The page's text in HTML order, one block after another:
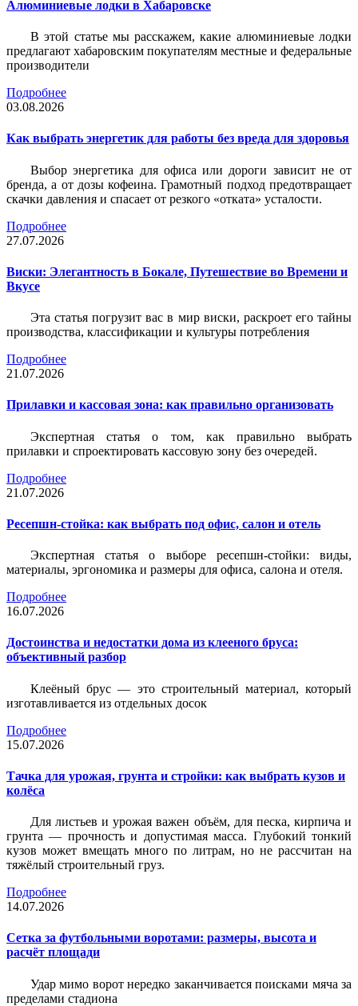
Алюминиевые лодки в Хабаровске
В этой статье мы расскажем, какие алюминиевые лодки
предлагают хабаровским покупателям местные и федеральные
производители
Подробнее
03.08.2026
Как выбрать энергетик для работы без вреда для здоровья
Выбор энергетика для офиса или дороги зависит не от
бренда, а от дозы кофеина. Грамотный подход предотвращает
скачки давления и спасает от резкого «отката» усталости.
Подробнее
27.07.2026
Виски: Элегантность в Бокале, Путешествие во Времени и
Вкусе
Эта статья погрузит вас в мир виски, раскроет его тайны
производства, классификации и культуры потребления
Подробнее
21.07.2026
Прилавки и кассовая зона: как правильно организовать
Экспертная статья о том, как правильно выбрать
прилавки и спроектировать кассовую зону без очередей.
Подробнее
21.07.2026
Ресепшн-стойка: как выбрать под офис, салон и отель
Экспертная статья о выборе ресепшн-стойки: виды,
материалы, эргономика и размеры для офиса, салона и отеля.
Подробнее
16.07.2026
Достоинства и недостатки дома из клееного бруса:
объективный разбор
Клеёный брус — это строительный материал, который
изготавливается из отдельных досок
Подробнее
15.07.2026
Тачка для урожая, грунта и стройки: как выбрать кузов и
колёса
Для листьев и урожая важен объём, для песка, кирпича и
грунта — прочность и допустимая масса. Глубокий тонкий
кузов может вмещать много по литрам, но не рассчитан на
тяжёлый строительный груз.
Подробнее
14.07.2026
Сетка за футбольными воротами: размеры, высота и
расчёт площади
Удар мимо ворот нередко заканчивается поисками мяча за
пределами стадиона